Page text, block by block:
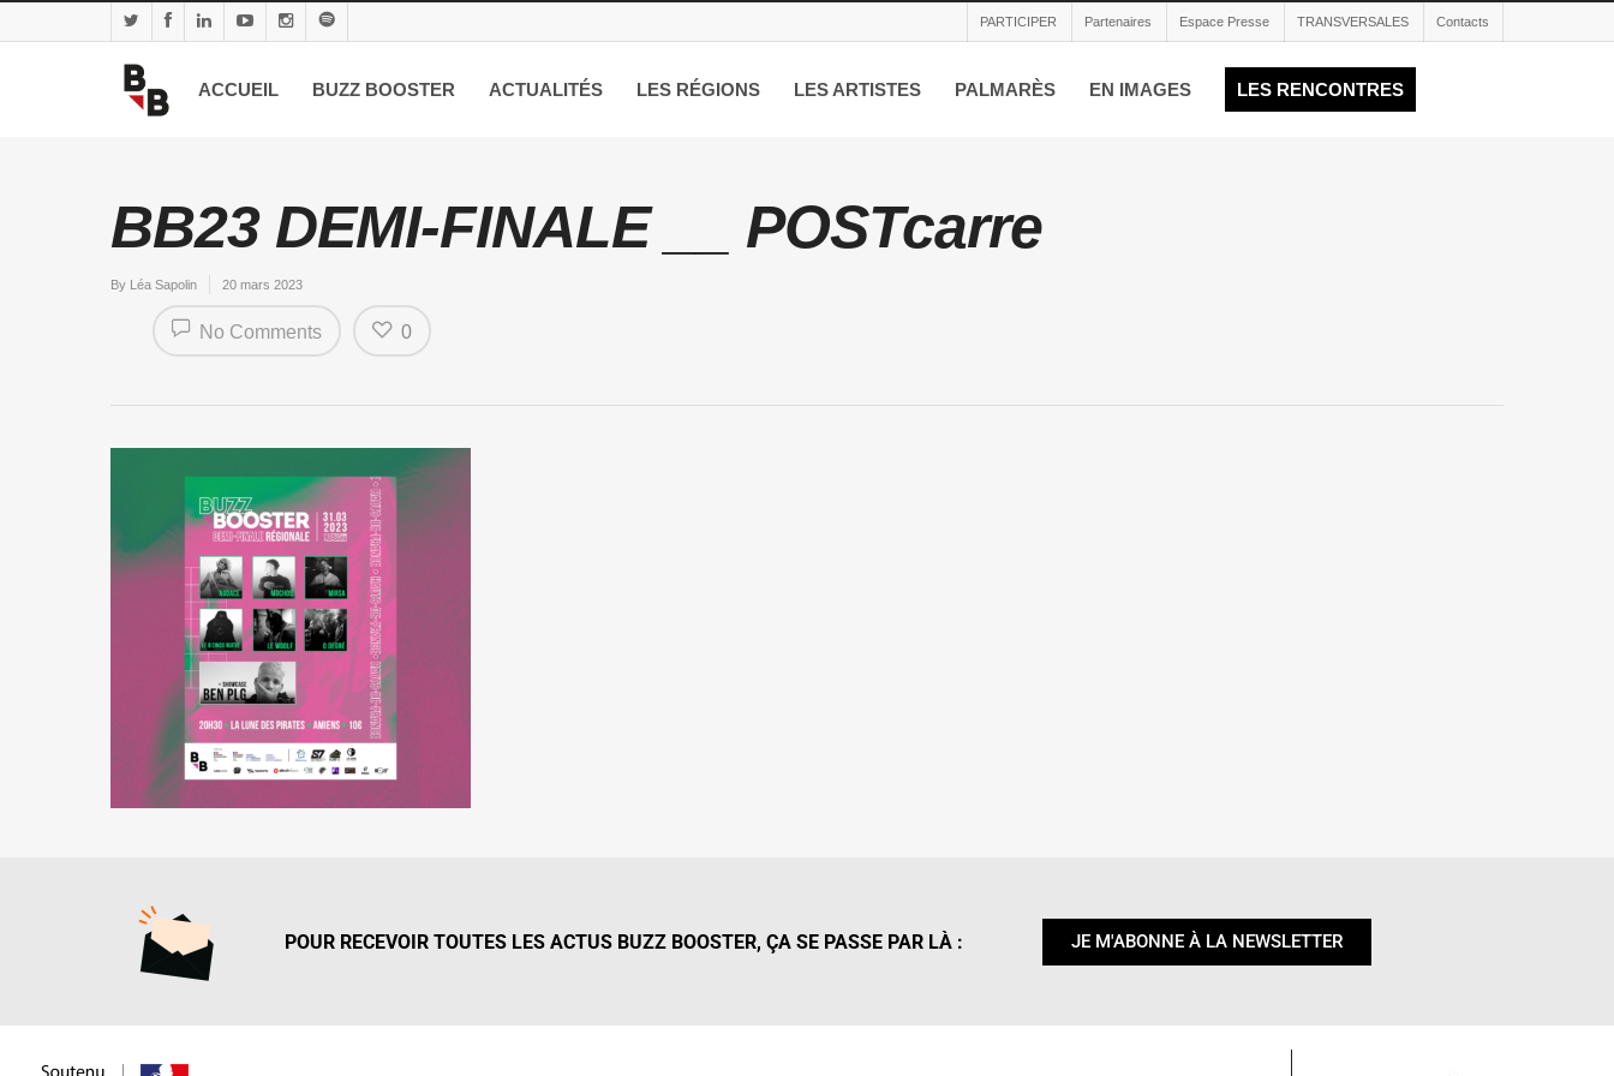
PARTICIPER Partenaires Espace Presse TRANSVERSALES Contacts
ACCUEIL BUZZ BOOSTER ACTUALITÉS LES RÉGIONS LES ARTISTES PALMARÈS EN IMAGES LES RENCONTRES
BB23 DEMI-FINALE __ POSTcarre
By Léa Sapolin 20 mars 2023
No Comments 0
POUR RECEVOIR TOUTES LES ACTUS BUZZ BOOSTER, ÇA SE PASSE PAR LÀ : JE M'ABONNE À LA NEWSLETTER